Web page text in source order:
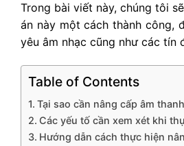
Trong bài viết này, chúng tôi
án này một cách thành công,
yêu âm nhạc cũng như các tín
Table of Contents
Tại sao cần nâng cấp âm
Các yếu tố cần xem xét khi
Hướng dẫn cách thực hiện